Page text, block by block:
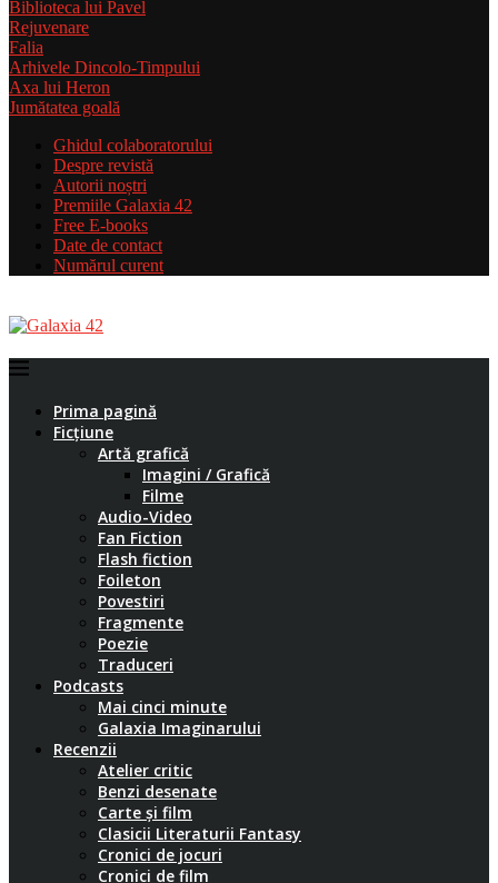
Biblioteca lui Pavel
Rejuvenare
Falia
Arhivele Dincolo-Timpului
Axa lui Heron
Jumătatea goală
Ghidul colaboratorului
Despre revistă
Autorii noștri
Premiile Galaxia 42
Free E-books
Date de contact
Numărul curent
Prima pagină
Ficțiune
Artă grafică
Imagini / Grafică
Filme
Audio-Video
Fan Fiction
Flash fiction
Foileton
Povestiri
Fragmente
Poezie
Traduceri
Podcasts
Mai cinci minute
Galaxia Imaginarului
Recenzii
Atelier critic
Benzi desenate
Carte și film
Clasicii Literaturii Fantasy
Cronici de jocuri
Cronici de film